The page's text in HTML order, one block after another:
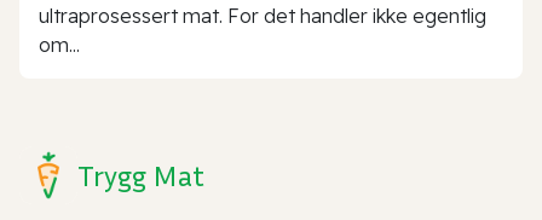
ultraprosessert mat. For det handler ikke egentlig
om...
Trygg Mat